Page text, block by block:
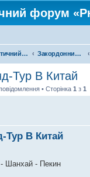
форум
Туристичний форум «Рюкзак» Закордонний туризм
Тур В Китай
• Сторінка 1 з 1
Тур В Китай
Шанхай - Пекин